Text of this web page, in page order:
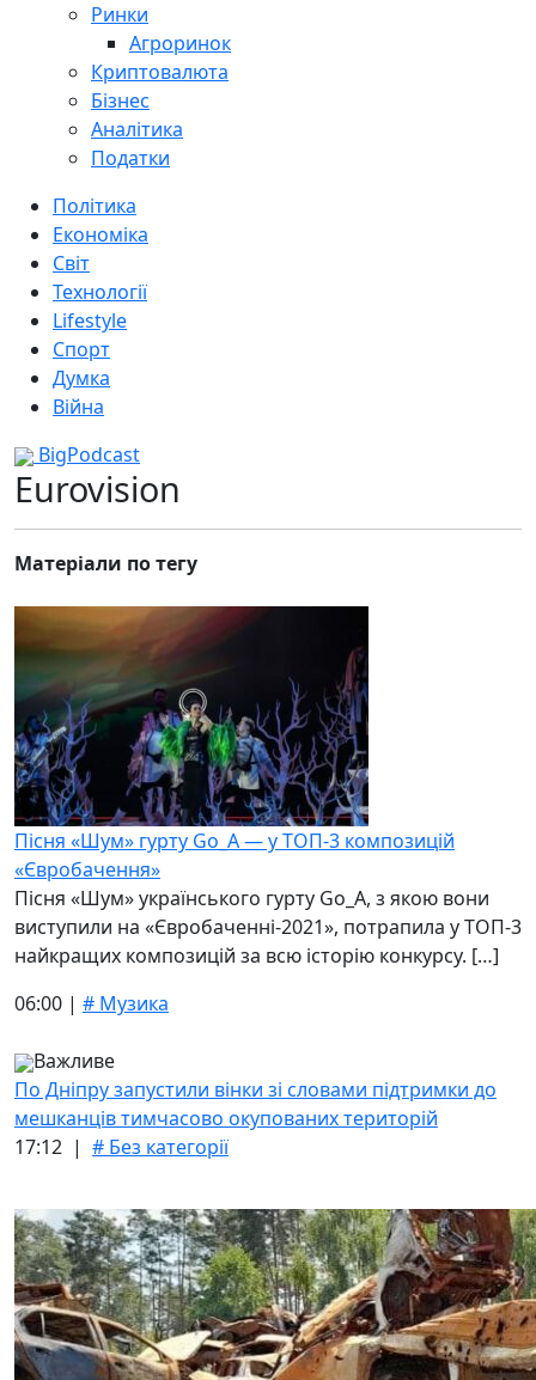
Ринки
Агроринок
Криптовалюта
Бізнес
Аналітика
Податки
Політика
Економіка
Світ
Технології
Lifestyle
Спорт
Думка
Війна
BigPodcast
Eurovision
Матеріали по тегу
Пісня «Шум» гурту Go_A — у ТОП-3 композицій
«Євробачення»
Пісня «Шум» українського гурту Go_A, з якою вони
виступили на «Євробаченні-2021», потрапила у ТОП-3
найкращих композицій за всю історію конкурсу. […]
06:00 | # Музика
Важливе
По Дніпру запустили вінки зі словами підтримки до
мешканців тимчасово окупованих територій
17:12 | # Без категорії